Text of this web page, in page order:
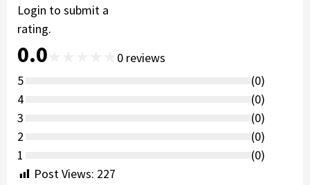
Login to submit a
rating.
0.0 0 reviews
5
(0)
4
(0)
3
(0)
2
(0)
1
(0)
Post Views: 227